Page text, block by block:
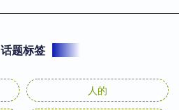
话题标签
人的